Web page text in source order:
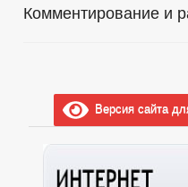
Комментирование и
Версия сайта